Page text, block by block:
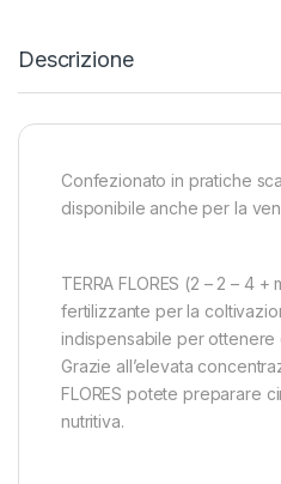
Descrizione
Confezionato in pratiche
disponibile anche per la
TERRA FLORES (2 – 2 – 4
fertilizzante per la
indispensabile per ottenere
Grazie all’elevata
FLORES potete preparare
nutritiva.